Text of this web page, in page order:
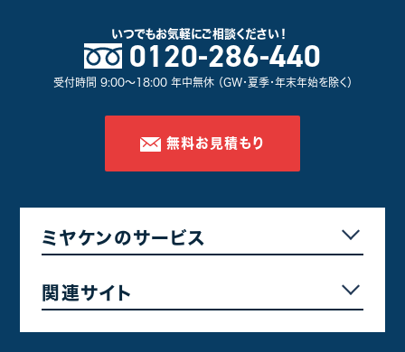
いつでもお気軽にご相談ください！
0120-286-440
受付時間 9:00～18:00 年中無休 （GW・夏季・年末年始を除く）
無料お見積もり
ミヤケンのサービス
関連サイト